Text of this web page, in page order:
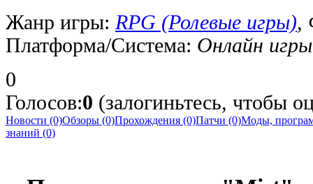
Жанр игры: RPG (Ролевые игры),
Платформа/Система: Онлайн
0
Голосов:0 (залогиньтесь, чтобы
Новости (0)Обзоры (0)Прохождения (0)Патчи (0)Моды,
знаний (0)